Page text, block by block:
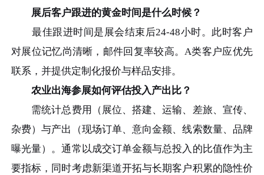
展后客户跟进的黄金时间是什么时候？
最佳跟进时间是展会结束后24-48小时。此时客户
对展位记忆尚清晰，邮件回复率较高。A类客户应优先
联系，并提供定制化报价与样品安排。
农业出海参展如何评估投入产出比？
需统计总费用（展位、搭建、运输、差旅、宣传、
杂费）与产出（现场订单、意向金额、线索数量、品牌
曝光量）。通常以成交订单金额与总投入的比值作为主
要指标，同时考虑新渠道开拓与长期客户积累的隐性价